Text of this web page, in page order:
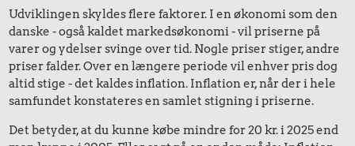
Udviklingen skyldes flere faktorer. I en økonomi som den
danske - også kaldet markedsøkonomi - vil priserne på
varer og ydelser svinge over tid. Nogle priser stiger, andre
priser falder. Over en længere periode vil enhver pris dog
altid stige - det kaldes inflation. Inflation er, når der i hele
samfundet konstateres en samlet stigning i priserne.
Det betyder, at du kunne købe mindre for 20 kr. i 2025 end